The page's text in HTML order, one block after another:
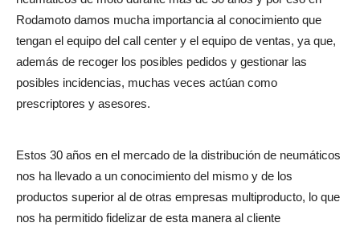
Rodamoto damos mucha importancia al conocimiento que
tengan el equipo del call center y el equipo de ventas, ya que,
además de recoger los posibles pedidos y gestionar las
posibles incidencias, muchas veces actúan como
prescriptores y asesores.
Estos 30 años en el mercado de la distribución de neumáticos
nos ha llevado a un conocimiento del mismo y de los
productos superior al de otras empresas multiproducto, lo que
nos ha permitido fidelizar de esta manera al cliente